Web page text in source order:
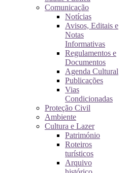
Comunicação
Notícias
Avisos, Editais e
Notas
Informativas
Regulamentos e
Documentos
Agenda Cultural
Publicações
Vias
Condicionadas
Proteção Civil
Ambiente
Cultura e Lazer
Património
Roteiros
turísticos
Arquivo